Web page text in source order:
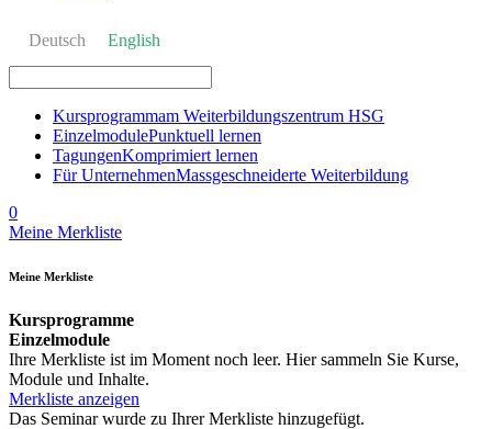
Deutsch English
Kursprogrammam Weiterbildungszentrum HSG
EinzelmodulePunktuell lernen
TagungenKomprimiert lernen
Für UnternehmenMassgeschneiderte Weiterbildung
0
Meine Merkliste
Meine Merkliste
Kursprogramme
Einzelmodule
Ihre Merkliste ist im Moment noch leer. Hier sammeln Sie Kurse,
Module und Inhalte.
Merkliste anzeigen
Das Seminar wurde zu Ihrer Merkliste hinzugefügt.